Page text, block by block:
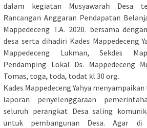
dalam kegiatan Musyawarah Desa
Rancangan Anggaran Pendapatan
Mappedeceng T.A. 2020. bersama
desa serta dihadiri Kades Mappedeceng
Mappedeceng Lukman, Sekdes
Pendamping Lokal Ds. Mappedeceng
Tomas, toga, toda, todat kl 30 org.
Kades Mappedeceng Yahya
laporan penyelenggaraan
seluruh perangkat Desa saling
untuk pembangunan Desa. Agar